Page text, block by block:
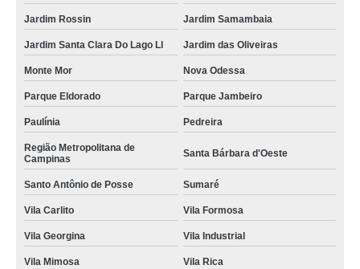
Jardim Rossin Jardim Samambaia
Jardim Santa Clara Do Lago Ll Jardim das Oliveiras
Monte Mor Nova Odessa
Parque Eldorado Parque Jambeiro
Paulínia Pedreira
Região Metropolitana de
Campinas
Santa Bárbara d'Oeste
Santo Antônio de Posse Sumaré
Vila Carlito Vila Formosa
Vila Georgina Vila Industrial
Vila Mimosa Vila Rica